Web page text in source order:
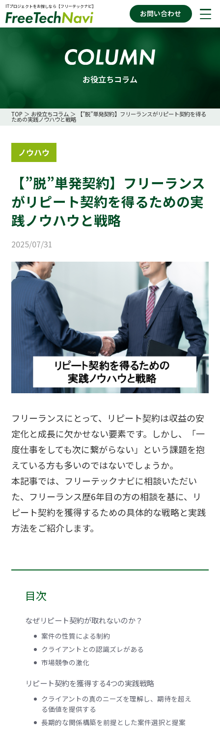
ITプロジェクトをお探しなら【フリーテックナビ】
お問い合わせ
お役立ちコラム
TOP ＞ お役立ちコラム＞ 【”脱”単発契約】フリーランスがリピート契約を得る
ための実践ノウハウと戦略
ノウハウ
【”脱”単発契約】フリーランス
がリピート契約を得るための実
践ノウハウと戦略
2025/07/31
フリーランスにとって、リピート契約は収益の安
定化と成長に欠かせない要素です。しかし、「一
度仕事をしても次に繋がらない」という課題を抱
えている方も多いのではないでしょうか。
本記事では、フリーテックナビに相談いただい
た、フリーランス歴6年目の方の相談を基に、リ
ピート契約を獲得するための具体的な戦略と実践
方法をご紹介します。
目次
なぜリピート契約が取れないのか？
案件の性質による制約
クライアントとの認識ズレがある
市場競争の激化
リピート契約を獲得する4つの実践戦略
クライアントの真のニーズを理解し、期待を超え
る価値を提供する
長期的な関係構築を前提とした案件選択と提案
お役立ちコラム
フリーテックナビの特徴
運営会社
お問い合わせ
ご利用規約
取引適正化ガイドライン
© FreeTechNavi